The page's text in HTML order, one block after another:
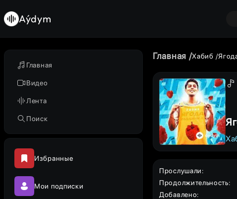
Главная
Видео
Лента
Поиск
Избранные
Мои подписки
Aýdym
Главная Хабиб
Прослушали:
Продолжительность:
Добавлено: